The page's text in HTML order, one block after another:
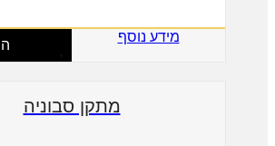
מידע נוסף
מתקן סבוניה